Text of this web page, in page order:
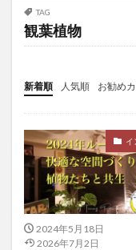
TAG
観葉植物
新着順 人気順 お勧め
ブロ
イ
2024年5月18日
2026年7月2日